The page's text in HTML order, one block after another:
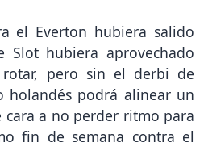
el Everton hubiera salido
Slot hubiera aprovechado
rotar, pero sin el derbi de
holandés podrá alinear un
a no perder ritmo para
fin de semana contra el